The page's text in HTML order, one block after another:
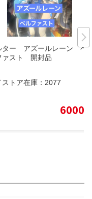
ター アズールレーン ベ
ァスト 開封品
ストア在庫： 2077
6000